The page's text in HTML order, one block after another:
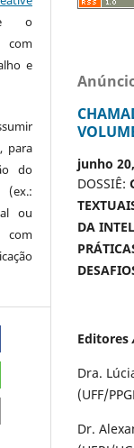
o
com
e
para
do
(ex.:
ou
junho
DOSSIÊ:
DA
Editores
Dra.
(UFF/
Dr.